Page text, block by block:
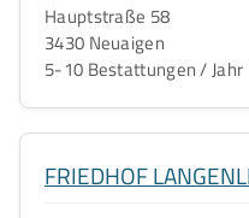
Hauptstraße 58
3430 Neuaigen
5-10 Bestattungen / Jahr
FRIEDHOF